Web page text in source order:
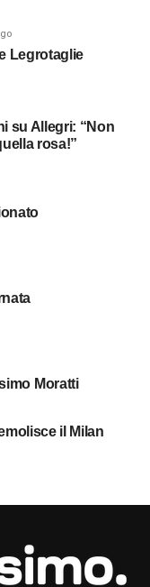
Legrotaglie
su Allegri: “Non
rosa!”
Moratti
il Milan